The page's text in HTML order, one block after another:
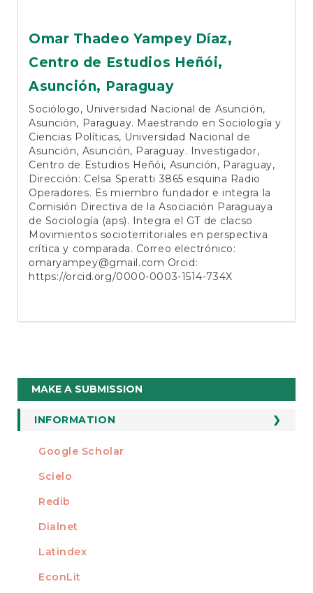
Omar Thadeo Yampey Díaz,
Centro de Estudios Heñói,
Asunción, Paraguay
Sociólogo, Universidad Nacional de Asunción,
Asunción, Paraguay. Maestrando en Sociología y
Ciencias Políticas, Universidad Nacional de
Asunción, Asunción, Paraguay. Investigador,
Centro de Estudios Heñói, Asunción, Paraguay,
Dirección: Celsa Speratti 3865 esquina Radio
Operadores. Es miembro fundador e integra la
Comisión Directiva de la Asociación Paraguaya
de Sociología (aps). Integra el GT de clacso
Movimientos socioterritoriales en perspectiva
crítica y comparada. Correo electrónico:
omaryampey@gmail.com Orcid:
https://orcid.org/0000-0003-1514-734X
Make
a
Submission
MAKE A SUBMISSION
INFORMATION
For Readers
For Librarians
INDEXED AT
Google Scholar
Scielo
Redib
Dialnet
Latindex
EconLit